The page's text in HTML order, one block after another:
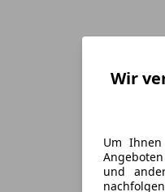
Wir
Um
und